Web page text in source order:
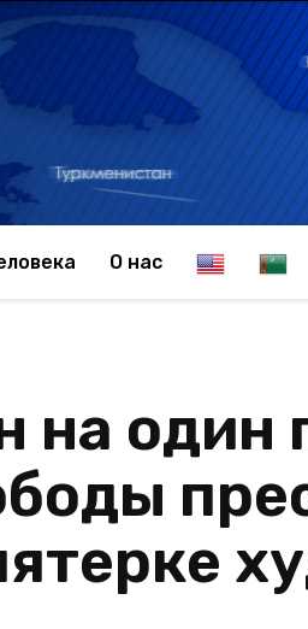
О нас E
l
T
k
m
на один